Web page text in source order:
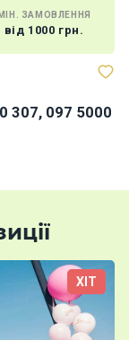
МІН. ЗАМОВЛЕННЯ
від 1000 грн.
307, 097 5000
ХІТ